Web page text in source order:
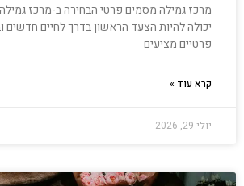
מרכז גמילה מסמים פרטי הבחירה ב-מרכז
יכולה להיות הצעד הראשון בדרך לחיים חדשים
פרטיים מציעים
קרא עוד »
יולי 29, 2026